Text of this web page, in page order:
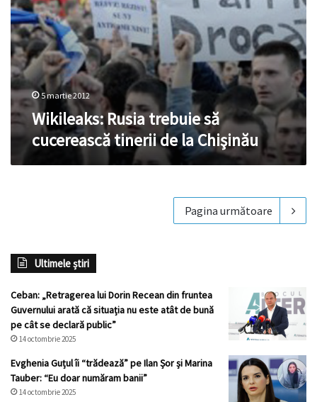
5 martie 2012
Wikileaks: Rusia trebuie să
cucerească tinerii de la Chişinău
Pagina următoare
Ultimele știri
Ceban: „Retragerea lui Dorin Recean din fruntea
Guvernului arată că situația nu este atât de bună
pe cât se declară public”
14 octombrie 2025
Evghenia Guțul îi “trădează” pe Ilan Șor și Marina
Tauber: “Eu doar număram banii”
14 octombrie 2025